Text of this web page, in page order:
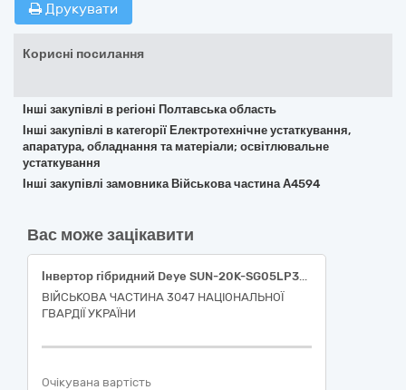
Друкувати
Корисні посилання
Інші закупівлі в регіоні Полтавська область
Інші закупівлі в категорії Електротехнічне устаткування,
апаратура, обладнання та матеріали; освітлювальне
устаткування
Інші закупівлі замовника Військова частина А4594
Вас може зацікавити
Інвертор гібридний Deye SUN-20K-SG05LP3-EU-SM2 в комплекті з 4-ма акумуляторними батарея 5 кВт
ВІЙСЬКОВА ЧАСТИНА 3047 НАЦІОНАЛЬНОЇ
ГВАРДІЇ УКРАЇНИ
Очікувана вартість